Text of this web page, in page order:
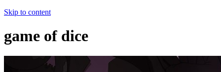
Skip to content
game of dice